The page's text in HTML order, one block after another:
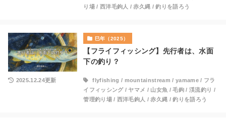
り場/ 西洋毛鉤人 /赤久縄 /釣りを語ろう
巳年（2025）
【フライフィッシング】先行者は、水面
下の釣り？
2025.12.24更新 flyfishing / mountainstream / yamame/ フラ
イフィッシング/ ヤマメ / 山女魚 /毛鉤 / 渓流釣り /
管理釣り場/ 西洋毛鉤人 /赤久縄 /釣りを語ろう